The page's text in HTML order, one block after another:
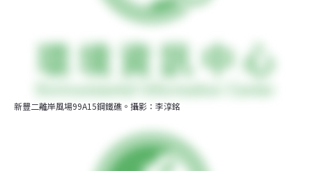
新豐二離岸風場99A15鋼鐵礁。攝影：李淳銘